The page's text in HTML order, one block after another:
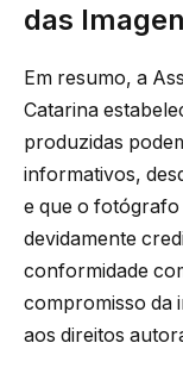
das
Em resumo, a
Catarina
produzidas
informativos,
e que o fotógrafo
devidamente
conformidade
compromisso da
aos direitos